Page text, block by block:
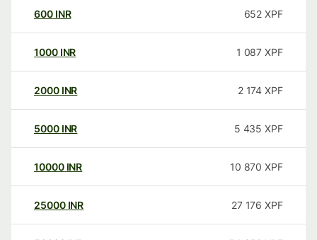
600 INR 652 XPF
1000 INR 1 087 XPF
2000 INR 2 174 XPF
5000 INR 5 435 XPF
10000 INR 10 870 XPF
25000 INR 27 176 XPF